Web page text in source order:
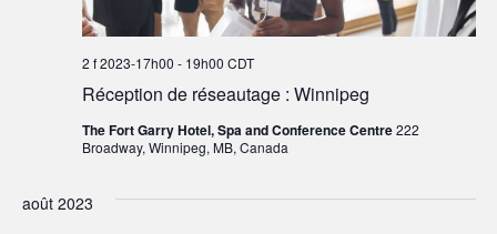
Réception de réseautage : Winnipeg
2 f 2023-17h00 - 19h00 CDT
The Fort Garry Hotel, Spa and Conference Centre222
Broadway, Winnipeg, MB, Canada
août 2023